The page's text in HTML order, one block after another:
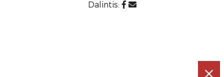
Dalintis: